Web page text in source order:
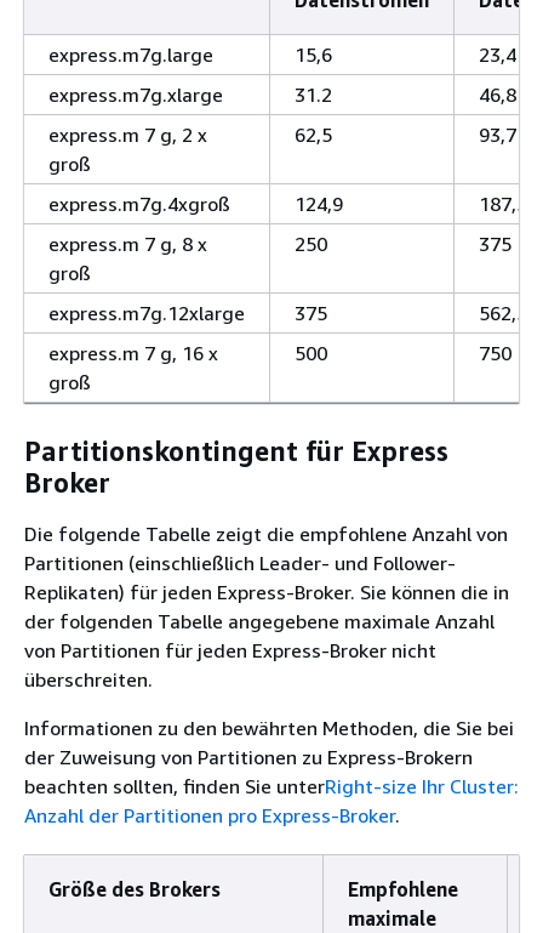
express.m7g.large 15,6
23,4
express.m7g.xlarge
31.2
46,8
express.m 7 g, 2 x
groß
62,5 93,7
express.m7g.4xgroß 124,9
187,5
express.m 7 g, 8 x
groß
250 375
express.m7g.12xlarge 375
562,5
express.m 7 g, 16 x
groß
500 750
Partitionskontingent für Express
Broker
Die folgende Tabelle zeigt die empfohlene Anzahl von
Partitionen (einschließlich Leader- und Follower-
Replikaten) für jeden Express-Broker. Sie können die in
der folgenden Tabelle angegebene maximale Anzahl
von Partitionen für jeden Express-Broker nicht
überschreiten.
Informationen zu den bewährten Methoden, die Sie bei
der Zuweisung von Partitionen zu Express-Brokern
beachten sollten, finden Sie unterRight-size Ihr Cluster:
Anzahl der Partitionen pro Express-Broker.
Größe des Brokers
Empfohlene
maximale